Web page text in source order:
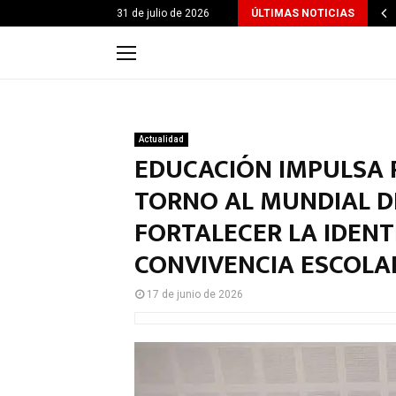
31 de julio de 2026 ÚLTIMAS NOTICIAS
Actualidad
EDUCACIÓN IMPULSA
TORNO AL MUNDIAL
FORTALECER LA
CONVIVENCIA
17 de junio de 2026